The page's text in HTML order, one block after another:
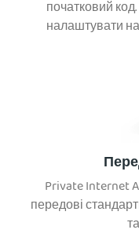
початковий
налаштувати
Private Internet
передові